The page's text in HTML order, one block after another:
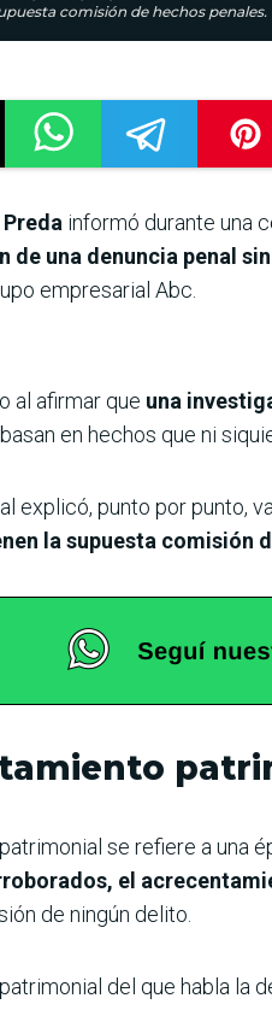
comisión de hechos
informó durante una
de una denuncia penal
empresarial Abc.
al afirmar que una
en hechos que ni
explicó, punto por punto,
la supuesta comisión
se refiere a una
el
de ningún delito.
del que habla la